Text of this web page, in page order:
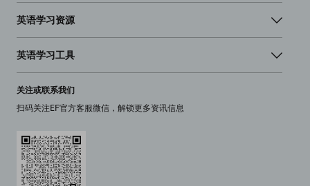
英语学习资源
英语学习工具
关注或联系我们
扫码关注EF官方客服微信，解锁更多资讯信息